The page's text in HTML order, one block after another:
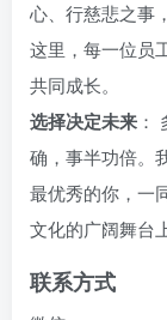
心、行慈悲之事
这里，每一位员
共同成长。
选择决定未来 ：
确，事半功倍。
最优秀的你，一
文化的广阔舞台
联系方式